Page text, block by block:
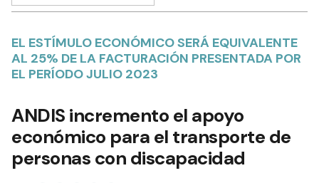
EL ESTÍMULO ECONÓMICO SERÁ EQUIVALENTE
AL 25% DE LA FACTURACIÓN PRESENTADA POR
EL PERÍODO JULIO 2023
ANDIS incremento el apoyo
económico para el transporte de
personas con discapacidad